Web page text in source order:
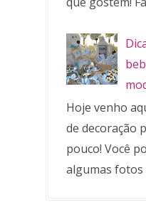
Hoje venho
de decoração
pouco! Você
algumas fotos